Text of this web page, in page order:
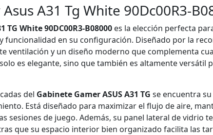
A31 Tg White 90Dc00R3-
TG White 90DC00R3-B08000es la elección perfecta
funcionalidad en su configuración. Diseñado por la
ventilación y un diseño moderno que complementa
es elegante, sino que también es altamente versátil
del Gabinete Gamer ASUS A31 TG se encuentra
Está diseñado para maximizar el flujo de aire,
sesiones de juego. Además, su panel lateral de vidrio
que su espacio interior bien organizado facilita las